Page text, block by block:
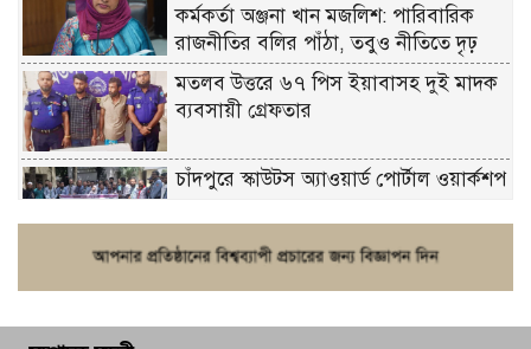
কর্মকর্তা অঞ্জনা খান মজলিশ: পারিবারিক
রাজনীতির বলির পাঁঠা, তবুও নীতিতে দৃঢ়
মতলব উত্তরে ৬৭ পিস ইয়াবাসহ দুই মাদক
ব্যবসায়ী গ্রেফতার
চাঁদপুরে স্কাউটস অ্যাওয়ার্ড পোর্টাল ওয়ার্কশপ